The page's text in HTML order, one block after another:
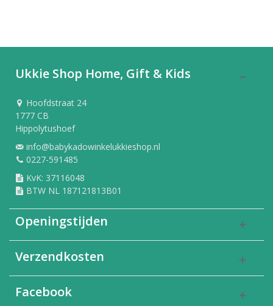
Ukkie Shop Home, Gift & Kids
Hoofdstraat 24
1777 CB
Hippolytushoef
info@babykadowinkelukkieshop.nl
0227-591485
KvK: 37116048
BTW NL 187121813B01
Openingstijden
Verzendkosten
Facebook